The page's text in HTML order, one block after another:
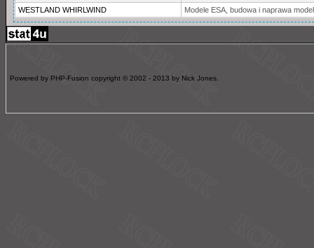
WESTLAND WHIRLWIND Modele ESA, budowa i naprawa
Powered by PHP-Fusion copyright © 2002 - 2013 by Nick Jones.